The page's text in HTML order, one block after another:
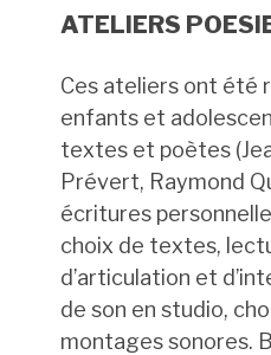
ATELIERS
Ces ateliers ont été
enfants et
textes et poètes
Prévert, Raymond
écritures
choix de textes,
d’articulation et
de son en studio,
montages sonores.